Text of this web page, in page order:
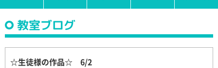
教室ブログ
☆生徒様の作品☆ 6/2